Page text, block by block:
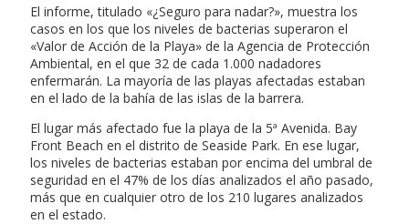
El informe, titulado «¿Seguro para nadar?», muestra los
casos en los que los niveles de bacterias superaron el
«Valor de Acción de la Playa» de la Agencia de Protección
Ambiental, en el que 32 de cada 1.000 nadadores
enfermarán. La mayoría de las playas afectadas estaban
en el lado de la bahía de las islas de la barrera.
El lugar más afectado fue la playa de la 5ª Avenida. Bay
Front Beach en el distrito de Seaside Park. En ese lugar,
los niveles de bacterias estaban por encima del umbral de
seguridad en el 47% de los días analizados el año pasado,
más que en cualquier otro de los 210 lugares analizados
en el estado.